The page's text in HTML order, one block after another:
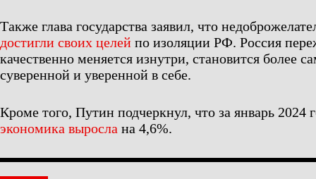
Также глава государства заявил, что
достигли своих целей по изоляции РФ. Россия
качественно меняется изнутри, становится более
суверенной и уверенной в себе.
Кроме того, Путин подчеркнул, что за январь 2024
экономика выросла на 4,6%.